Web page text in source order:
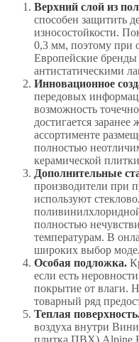
Верхний слой из
способен защитить
износостойкости.
0,3 мм, поэтому при
Европейские
антистатическими
Инновационное
передовых
возможность
достигается
ассортименте
полностью
керамической
Дополнительные
производители при
используют
полностью
температурам. В
широких выбор
Особая подложка.
если есть
покрытие от влаги.
товарный ряд
Теплая
воздуха внутри
плитка ПВХ) Alpine